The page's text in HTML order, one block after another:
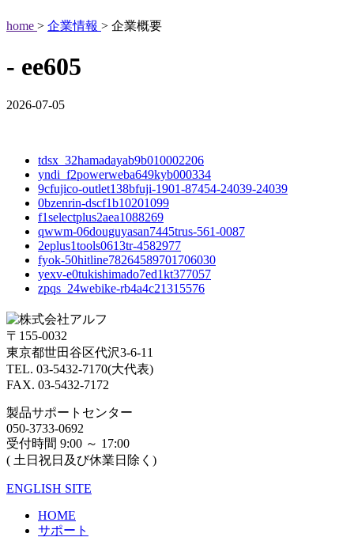
home > 企業情報 > 企業概要
- ee605
2026-07-05
tdsx_32hamadayab9b010002206
yndi_f2powerweba649kyb000334
9cfujico-outlet138bfuji-1901-87454-24039-24039
0bzenrin-dscf1b10201099
f1selectplus2aea1088269
qwwm-06douguyasan7445trus-561-0087
2eplus1tools0613tr-4582977
fyok-50hitline78264589701706030
yexv-e0tukishimado7ed1kt377057
zpqs_24webike-rb4a4c21315576
〒155-0032
東京都世田谷区代沢3-6-11
TEL. 03-5432-7170(大代表)
FAX. 03-5432-7172
製品サポートセンター
050-3733-0692
受付時間 9:00 ～ 17:00
( 土日祝日及び休業日除く)
ENGLISH SITE
HOME
サポート